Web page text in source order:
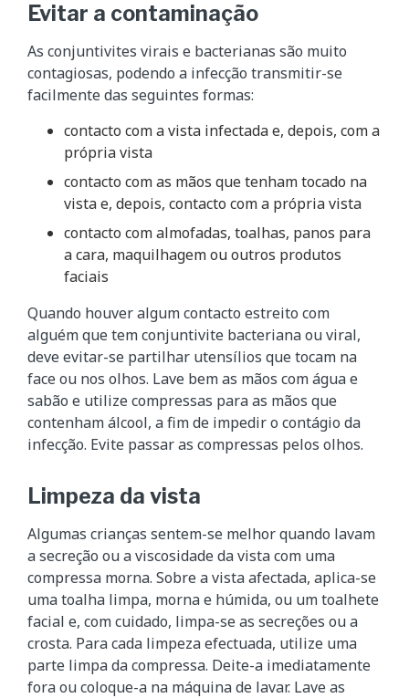
Evitar a contaminação
As conjuntivites virais e bacterianas são muito
contagiosas, podendo a infecção transmitir-se
facilmente das seguintes formas:
contacto com a vista infectada e, depois, com a
própria vista
contacto com as mãos que tenham tocado na
vista e, depois, contacto com a própria vista
contacto com almofadas, toalhas, panos para
a cara, maquilhagem ou outros produtos
faciais
Quando houver algum contacto estreito com
alguém que tem conjuntivite bacteriana ou viral,
deve evitar-se partilhar utensílios que tocam na
face ou nos olhos. Lave bem as mãos com água e
sabão e utilize compressas para as mãos que
contenham álcool, a fim de impedir o contágio da
infecção. Evite passar as compressas pelos olhos.
Limpeza da vista
Algumas crianças sentem-se melhor quando lavam
a secreção ou a viscosidade da vista com uma
compressa morna. Sobre a vista afectada, aplica-se
uma toalha limpa, morna e húmida, ou um toalhete
facial e, com cuidado, limpa-se as secreções ou a
crosta. Para cada limpeza efectuada, utilize uma
parte limpa da compressa. Deite-a imediatamente
fora ou coloque-a na máquina de lavar. Lave as